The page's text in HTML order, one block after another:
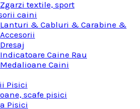
Zgarzi textile, sport
caini
Lanturi & Cabluri & Carabine &
Accesorii
Dresaj
Indicatoare Caine Rau
Medalioane Caini
Pisici
scafe pisici
Pisici